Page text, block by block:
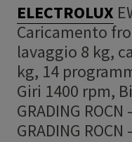
ELECTROLUX
Caricamento
lavaggio 8 kg,
kg, 14
Giri 1400 rpm,
GRADING
GRADING ROCN